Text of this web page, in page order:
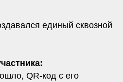
единый сквозной
QR-код с его